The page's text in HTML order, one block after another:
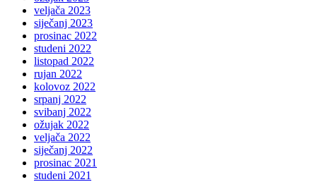
veljača 2023
siječanj 2023
prosinac 2022
studeni 2022
listopad 2022
rujan 2022
kolovoz 2022
srpanj 2022
svibanj 2022
ožujak 2022
veljača 2022
siječanj 2022
prosinac 2021
studeni 2021